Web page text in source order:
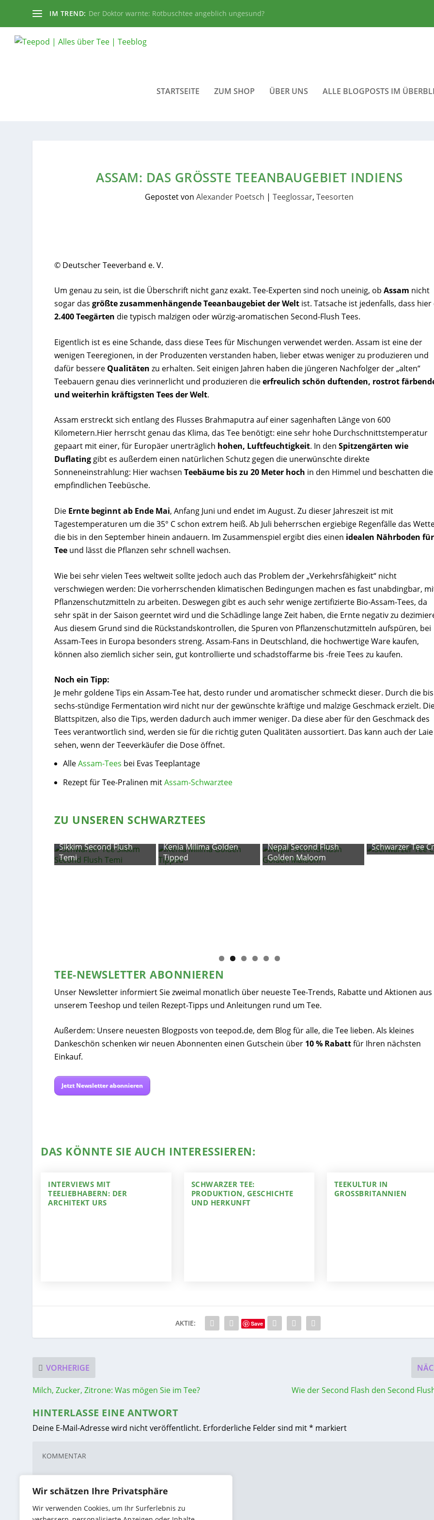
Wir schätzen Ihre Privatsphäre
Wir verwenden Cookies, um Ihr Surferlebnis zu
IM TREND: Der Doktor warnte: Rotbuschtee angeblich ungesund?
STARTSEITE ZUM SHOP ÜBER UNS ALLE BLOGPOSTS IM
ASSAM: DAS GRÖSSTE TEEANBAUGEBIET INDIENS
Gepostet vonAlexander Poetsch |Teeglossar,Teesorten
© Deutscher Teeverband e. V.
Um genau zu sein, ist die Überschrift nicht ganz exakt. Tee-Experten sind noch uneinig, ob Assam nicht
sogar das größte zusammenhängende Teeanbaugebiet der Weltist. Tatsache ist jedenfalls, dass hier
2.400 Teegärten die typisch malzigen oder würzig-aromatischen Second-Flush Tees.
Eigentlich ist es eine Schande, dass diese Tees für Mischungen verwendet werden. Assam ist eine der
wenigen Teeregionen, in der Produzenten verstanden haben, lieber etwas weniger zu produzieren und
dafür bessere Qualitäten zu erhalten. Seit einigen Jahren haben die jüngeren Nachfolger der „alten“
Teebauern genau dies verinnerlicht und produzieren dieerfreulich schön duftenden, rostrot
und weiterhin kräftigsten Tees der Welt.
Assam erstreckt sich entlang des Flusses Brahmaputra auf einer sagenhaften Länge von 600
Kilometern.Hier herrscht genau das Klima, das Tee benötigt: eine sehr hohe Durchschnittstemperatur
gepaart mit einer, für Europäer unerträglich hohen, Luftfeuchtigkeit. In den Spitzengärten wie
Duflatinggibt es außerdem einen natürlichen Schutz gegen die unerwünschte direkte
Sonneneinstrahlung: Hier wachsen Teebäume bis zu 20 Meter hoch in den Himmel und beschatten die
empfindlichen Teebüsche.
Die Ernte beginnt ab Ende Mai, Anfang Juni und endet im August. Zu dieser Jahreszeit ist mit
Tagestemperaturen um die 35° C schon extrem heiß. Ab Juli beherrschen ergiebige Regenfälle das
die bis in den September hinein andauern. Im Zusammenspiel ergibt dies einen idealen Nährboden für
Teeund lässt die Pflanzen sehr schnell wachsen.
Wie bei sehr vielen Tees weltweit sollte jedoch auch das Problem der „Verkehrsfähigkeit“ nicht
verschwiegen werden: Die vorherrschenden klimatischen Bedingungen machen es fast unabdingbar,
Pflanzenschutzmitteln zu arbeiten. Deswegen gibt es auch sehr wenige zertifizierte Bio-Assam-Tees, da
sehr spät in der Saison geerntet wird und die Schädlinge lange Zeit haben, die Ernte negativ zu
Aus diesem Grund sind die Rückstandskontrollen, die Spuren von Pflanzenschutzmitteln aufspüren, bei
Assam-Tees in Europa besonders streng. Assam-Fans in Deutschland, die hochwertige Ware kaufen,
können also ziemlich sicher sein, gut kontrollierte und schadstoffarme bis -freie Tees zu kaufen.
Noch ein Tipp:
Je mehr goldene Tips ein Assam-Tee hat, desto runder und aromatischer schmeckt dieser. Durch die
sechs-stündige Fermentation wird nicht nur der gewünschte kräftige und malzige Geschmack erzielt.
Blattspitzen, also die Tips, werden dadurch auch immer weniger. Da diese aber für den Geschmack des
Tees verantwortlich sind, werden sie für die richtig guten Qualitäten aussortiert. Das kann auch der Laie
sehen, wenn der Teeverkäufer die Dose öffnet.
AlleAssam-Tees bei Evas Teeplantage
Rezept für Tee-Pralinen mitAssam-Schwarztee
ZU UNSEREN SCHWARZTEES
Sikkim Second Flush
Temi
Kenia Milima Golden
Tipped
Nepal Second Flush
Golden Maloom
Schwarzer Tee
TEE-NEWSLETTER ABONNIEREN
Unser Newsletter informiert Sie zweimal monatlich über neueste Tee-Trends, Rabatte und Aktionen aus
unserem Teeshop und teilen Rezept-Tipps und Anleitungen rund um Tee.
Außerdem: Unsere neuesten Blogposts von teepod.de, dem Blog für alle, die Tee lieben. Als kleines
Dankeschön schenken wir neuen Abonnenten einen Gutschein über 10 % Rabattfür Ihren nächsten
Einkauf.
Jetzt Newsletter abonnieren
DAS KÖNNTE SIE AUCH INTERESSIEREN:
INTERVIEWS MIT
TEELIEBHABERN: DER
ARCHITEKT URS
SCHWARZER TEE:
PRODUKTION, GESCHICHTE
UND HERKUNFT
TEEKULTUR IN
GROSSBRITANNIEN
AKTIE: Save
VORHERIGE
Milch, Zucker, Zitrone: Was mögen Sie im Tee? Wie der Second Flash den Second
HINTERLASSE EINE ANTWORT
Deine E-Mail-Adresse wird nicht veröffentlicht. Erforderliche Felder sind mit* markiert